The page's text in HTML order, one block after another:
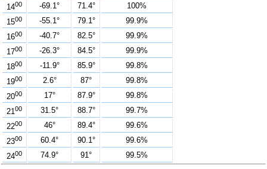
1400 -69.1° 71.4°
100%
1500 -55.1° 79.1°
99.9%
1600 -40.7° 82.5°
99.9%
1700 -26.3° 84.5°
99.9%
1800 -11.9° 85.9°
99.8%
1900 2.6° 87°
99.8%
2000 17° 87.9°
99.8%
2100 31.5° 88.7°
99.7%
2200 46° 89.4°
99.6%
2300 60.4° 90.1°
99.6%
2400 74.9° 91° 99.5%